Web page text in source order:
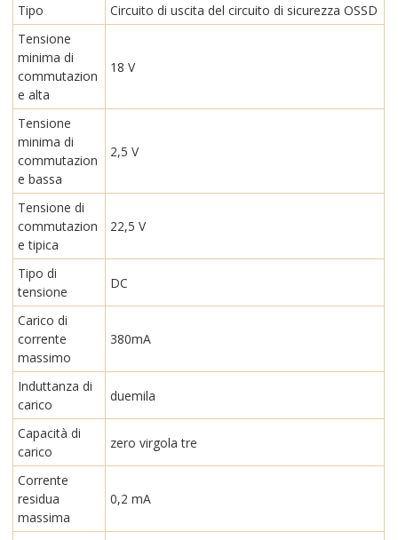
Tipo
Circuito di uscita del circuito di sicurezza OSSD
Tensione
minima di
commutazion
e alta
18 V
Tensione
minima di
commutazion
e bassa
2,5 V
Tensione di
commutazion
e tipica
22,5 V
Tipo di
tensione
DC
Carico di
corrente
massimo
380mA
Induttanza di
carico
duemila
Capacità di
carico
zero virgola tre
Corrente
residua
massima
0,2 mA